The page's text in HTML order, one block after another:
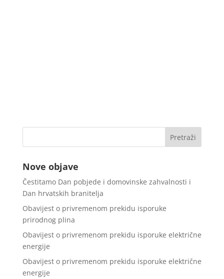
Nove objave
Čestitamo Dan pobjede i domovinske zahvalnosti i
Dan hrvatskih branitelja
Obavijest o privremenom prekidu isporuke
prirodnog plina
Obavijest o privremenom prekidu isporuke električne
energije
Obavijest o privremenom prekidu isporuke električne
energije